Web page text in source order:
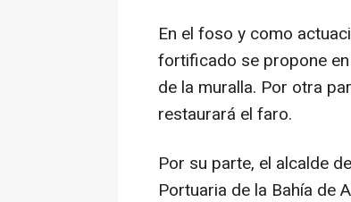
En el foso y como
fortificado se propone
de la muralla. Por otra
restaurará el faro.
Por su parte, el alcalde
Portuaria de la Bahía de